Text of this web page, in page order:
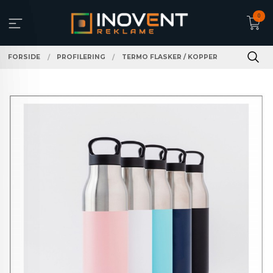
innholdet
0
FORSIDE PROFILERING TERMO FLASKER / KOPPER